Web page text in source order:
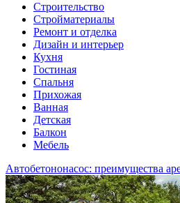
Строительство
Стройматериалы
Ремонт и отделка
Дизайн и интерьер
Кухня
Гостиная
Спальня
Прихожая
Ванная
Детская
Балкон
Мебель
Автобетононасос: преимущества